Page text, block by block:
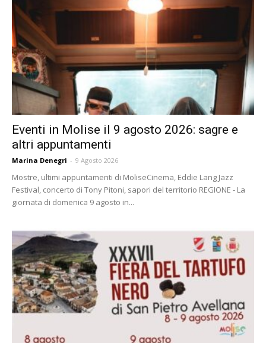
Eventi in Molise il 9 agosto 2026: sagre e
altri appuntamenti
Marina Denegri - 9 Agosto 2026
Mostre, ultimi appuntamenti di MoliseCinema, Eddie Lang Jazz
Festival, concerto di Tony Pitoni, sapori del territorio REGIONE - La
giornata di domenica 9 agosto in...